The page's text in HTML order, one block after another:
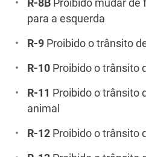
R-8B Proibido mudar de
para a esquerda
R-9 Proibido o trânsito
R-10 Proibido o trânsito
R-11 Proibido o trânsito
animal
R-12 Proibido o trânsito